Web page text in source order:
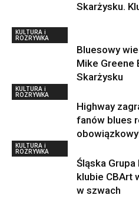
Skarżysku.
KULTURA i
ROZRYWKA
Bluesowy
Mike Greene
Skarżysku
KULTURA i
ROZRYWKA
Highway
fanów blues
KULTURA i
ROZRYWKA
Śląska Grupa
klubie CBArt
w szwach